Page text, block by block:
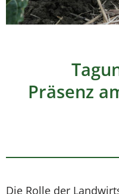
Präsenz
Die Rolle der